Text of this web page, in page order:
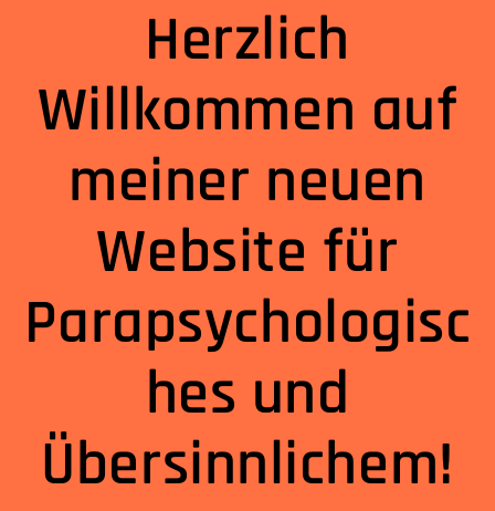
Herzlich
Willkommen auf
meiner neuen
Website für
Parapsychologisc
hes und
Übersinnlichem!